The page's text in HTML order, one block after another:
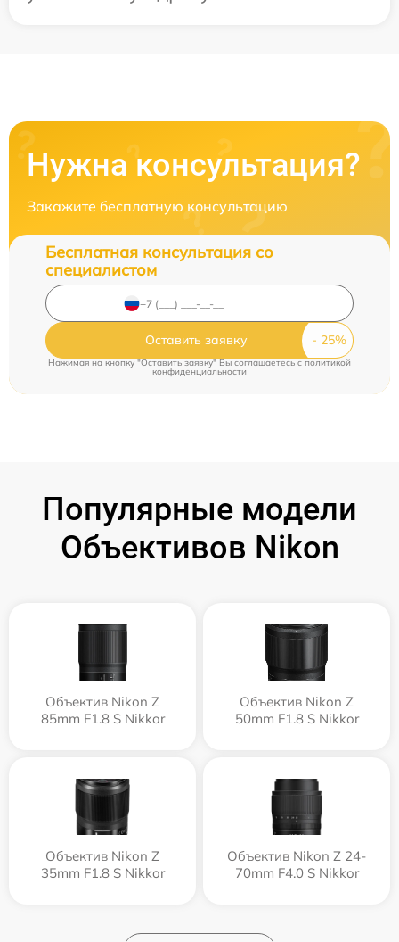
Нужна консультация?
Закажите бесплатную консультацию
Бесплатная консультация со
специалистом
Оставить заявку
Нажимая на кнопку "Оставить заявку" Вы соглашаетесь cполитикой
конфиденциальности
Популярные модели
Объективов Nikon
Объектив Nikon Z
85mm F1.8 S Nikkor
Объектив Nikon Z
50mm F1.8 S Nikkor
Объектив Nikon Z
35mm F1.8 S Nikkor
Объектив Nikon Z 24-
70mm F4.0 S Nikkor